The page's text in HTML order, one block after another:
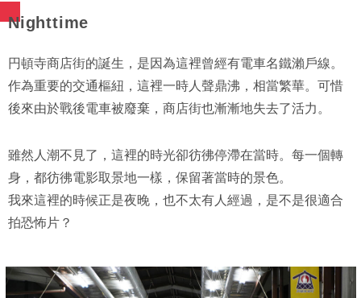
Nighttime
円頓寺商店街的誕生，是因為這裡曾經有電車名鐵瀨戶線。
作為重要的交通樞紐，這裡一時人聲鼎沸，相當繁華。可惜
後來由於戰後電車被廢棄，商店街也漸漸地失去了活力。
雖然人潮不見了，這裡的時光卻彷彿停滯在當時。每一個轉
身，都彷彿電影取景地一樣，保留著當時的景色。
我來這裡的時候正是夜晚，也不太有人經過，是不是很適合
拍恐怖片？